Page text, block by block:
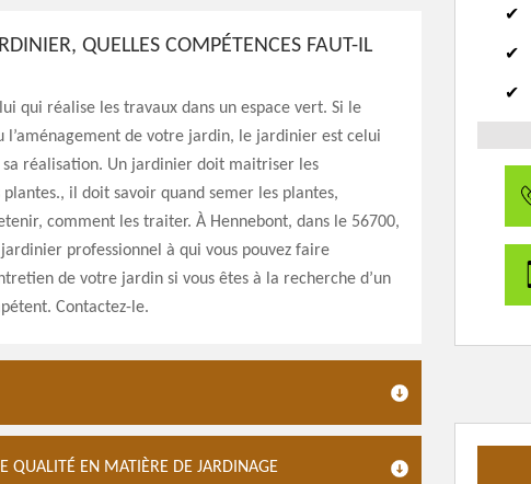
QUELLES COMPÉTENCES FAUT-IL
qui réalise les travaux dans un espace vert. Si le
l’aménagement de votre jardin, le jardinier est celui
réalisation. Un jardinier doit maitriser les
plantes., il doit savoir quand semer les plantes,
comment les traiter. À Hennebont, dans le 56700,
professionnel à qui vous pouvez faire
de votre jardin si vous êtes à la recherche d’un
Contactez-le.
QUALITÉ EN MATIÈRE DE JARDINAGE